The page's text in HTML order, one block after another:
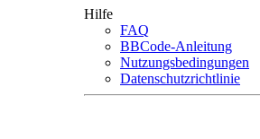
Hilfe
FAQ
BBCode-Anleitung
Nutzungsbedingungen
Datenschutzrichtlinie